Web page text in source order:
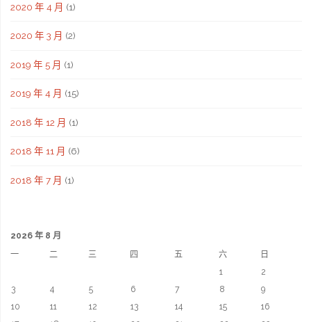
2020 年 4 月 (1)
2020 年 3 月 (2)
2019 年 5 月 (1)
2019 年 4 月 (15)
2018 年 12 月 (1)
2018 年 11 月 (6)
2018 年 7 月 (1)
2026 年 8 月
一
二 三 四 五 六
日
1
2
3
4 5 6 7 8
9
10
11 12 13 14 15
16